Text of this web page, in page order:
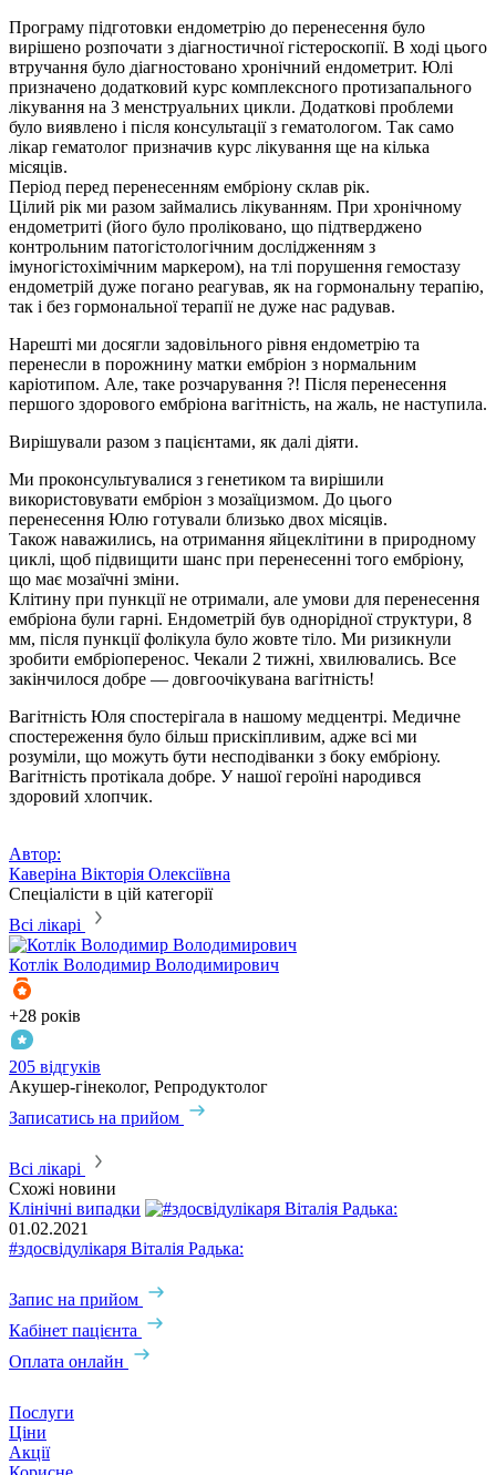
Програму підготовки ендометрію до перенесення було
вирішено розпочати з діагностичної гістероскопії. В ході цього
втручання було діагностовано хронічний ендометрит. Юлі
призначено додатковий курс комплексного протизапального
лікування на 3 менструальних цикли. Додаткові проблеми
було виявлено і після консультації з гематологом. Так само
лікар гематолог призначив курс лікування ще на кілька
місяців.
Період перед перенесенням ембріону склав рік.
Цілий рік ми разом займались лікуванням. При хронічному
ендометриті (його було проліковано, що підтверджено
контрольним патогістологічним дослідженням з
імуногістохімічним маркером), на тлі порушення гемостазу
ендометрій дуже погано реагував, як на гормональну терапію,
так і без гормональної терапії не дуже нас радував.
Нарешті ми досягли задовільного рівня ендометрію та
перенесли в порожнину матки ембріон з нормальним
каріотипом. Але, таке розчарування ?! Після перенесення
першого здорового ембріона вагітність, на жаль, не наступила.
Вирішували разом з пацієнтами, як далі діяти.
Ми проконсультувалися з генетиком та вирішили
використовувати ембріон з мозаїцизмом. До цього
перенесення Юлю готували близько двох місяців.
Також наважились, на отримання яйцеклітини в природному
циклі, щоб підвищити шанс при перенесенні того ембріону,
що має мозаїчні зміни.
Клітину при пункції не отримали, але умови для перенесення
ембріона були гарні. Ендометрій був однорідної структури, 8
мм, після пункції фолікула було жовте тіло. Ми ризикнули
зробити ембріоперенос. Чекали 2 тижні, хвилювались. Все
закінчилося добре — довгоочікувана вагітність!
Вагітність Юля спостерігала в нашому медцентрі. Медичне
спостереження було більш прискіпливим, адже всі ми
розуміли, що можуть бути несподіванки з боку ембріону.
Вагітність протікала добре. У нашої героїні народився
здоровий хлопчик.
Автор:
Каверіна Вікторія Олексіївна
Спеціалісти в цій категорії
Всі лікарі
Котлік Володимир Володимирович
+28 років
205 відгуків
Акушер-гінеколог, Репродуктолог
Записатись на прийом
Всі лікарі
Схожі новини
Клінічні випадки
01.02.2021
#здосвідулікаря Віталія Радька:
Запис на прийом
Кабінет пацієнта
Оплата онлайн
Послуги
Ціни
Акції